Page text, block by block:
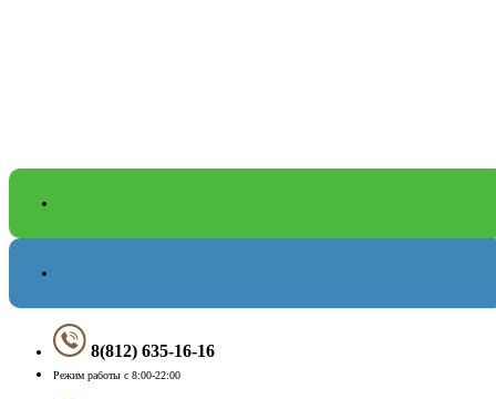
8(812) 635-16-16
Режим работы с 8:00-22:00